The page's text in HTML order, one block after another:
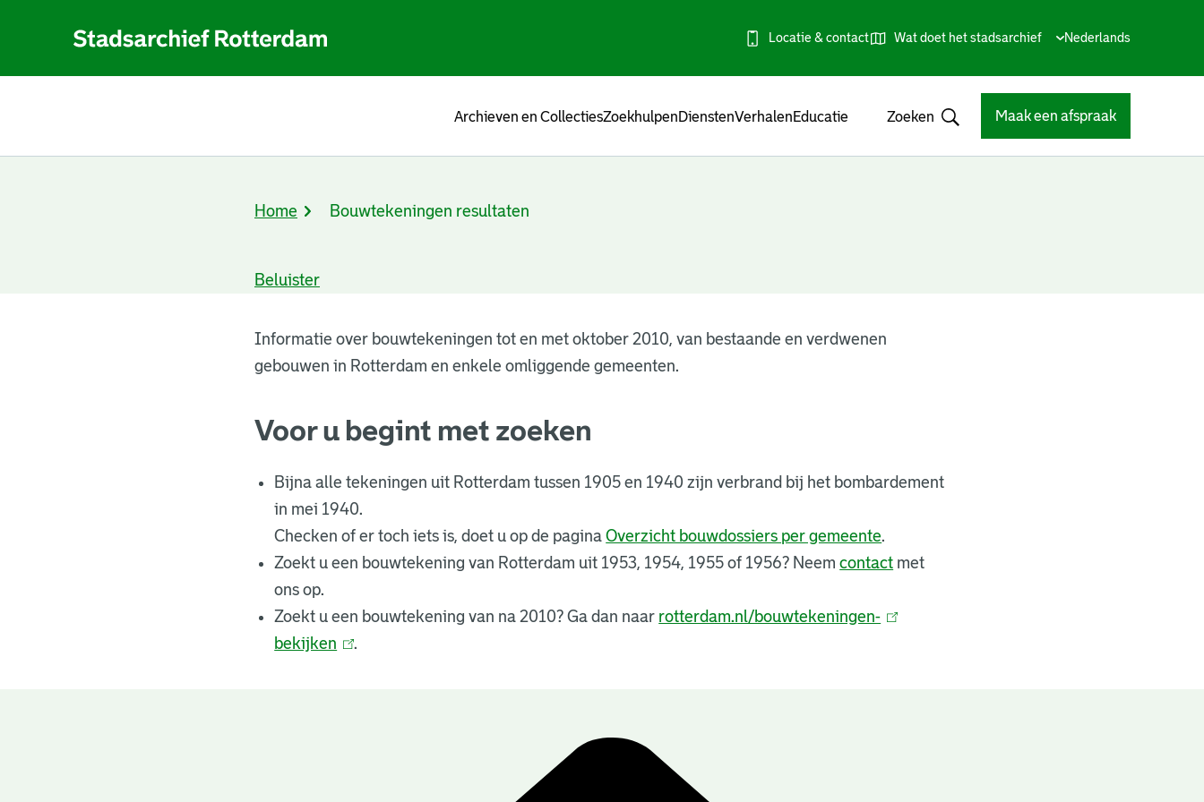
Locatie & contact Wat doet het stadsarchief
Huidige
Nederlands
Archieven en CollectiesZoekhulpenDienstenVerhalenEducatie Zoeken Maak een afspraak
Kruimelpad
Home Bouwtekeningen resultaten
Beluister
BouwtekeningenInformatie over bouwtekeningen tot en met oktober 2010, van bestaande en verdwenen
gebouwen in Rotterdam en enkele omliggende gemeenten.
Voor u begint met zoeken
Bijna alle tekeningen uit Rotterdam tussen 1905 en 1940 zijn verbrand bij het bombardement
in mei 1940.
Checken of er toch iets is, doet u op de paginaOverzicht bouwdossiers per gemeente.
Zoekt u een bouwtekening van Rotterdam uit 1953, 1954, 1955 of 1956? Neemcontact met
ons op.
Zoekt u een bouwtekening van na 2010? Ga dan naar rotterdam.nl/bouwtekeningen-
bekijken .